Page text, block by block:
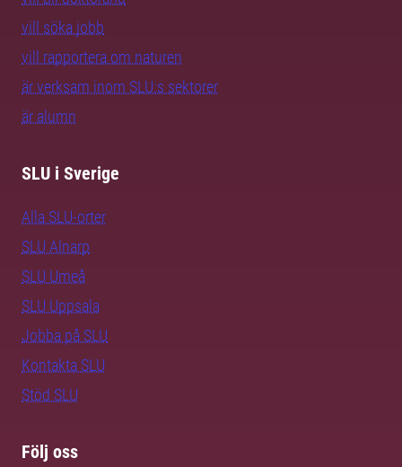
vill söka jobb
vill rapportera om naturen
är verksam inom SLU:s sektorer
är alumn
SLU i Sverige
Alla SLU-orter
SLU Alnarp
SLU Umeå
SLU Uppsala
Jobba på SLU
Kontakta SLU
Stöd SLU
Följ oss